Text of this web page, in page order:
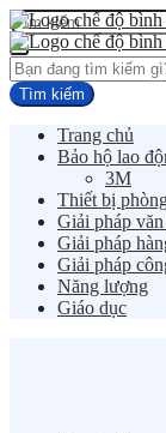
Trang chủ
Bảo hộ lao
3M
Thiết bị
Giải pháp
Giải pháp
Giải pháp
Năng lượng
Giáo dục